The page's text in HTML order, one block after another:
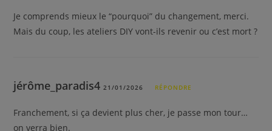
Je comprends mieux le “pourquoi” du changement, merci.
Mais du coup, les ateliers DIY vont-ils revenir ou c’est mort ?
jérôme_paradis421/01/2026 RÉPONDRE
Franchement, si ça devient plus cher, je passe mon tour…
on verra bien.